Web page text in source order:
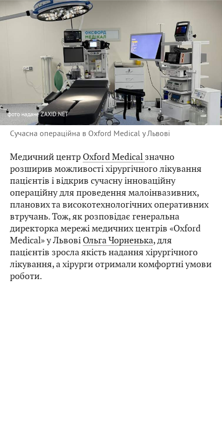
фото надане ZAXID.NET
Сучасна операційна в Oxford Medical у Львові
Медичний центр Oxford Medical значно
розширив можливості хірургічного лікування
пацієнтів і відкрив сучасну інноваційну
операційну для проведення малоінвазивних,
планових та високотехнологічних оперативних
втручань. Тож, як розповідає генеральна
директорка мережі медичних центрів «Oxford
Medical» у Львові Ольга Чорненька, для
пацієнтів зросла якість надання хірургічного
лікування, а хірурги отримали комфортні умови
роботи.